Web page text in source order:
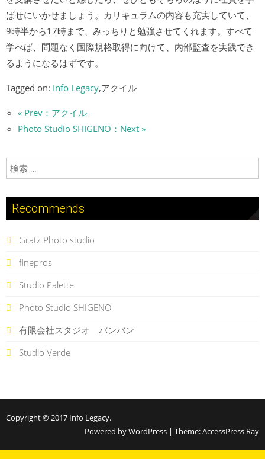
ばせにいかせましょう。カリキュラムの内容も充実していて、
9時半から17時まで、みっちりと勉強させてくれます。すべて
学べば、問題なく国際規格取得に向けて、内部監査を実践でき
るようになるはずです。
Tagged on: Info Legacy,アクイル
« Prev：アクイル
Photo Studio SHIGENO：Next »
検索:
Recommends
Gratz Photo studio
finepros
Studio Palette
Photo Studio SHIGENO
有限会社スタジオ バンバン
Studio Verde
Copyright © 2017 Info Legacy.
Powered by WordPress | Theme:AccessPress Ray